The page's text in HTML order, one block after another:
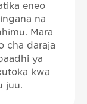
eneo
na
Mara
cha daraja
ya
kwa
juu.